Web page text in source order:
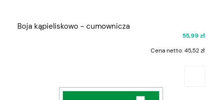
Boja kąpieliskowo - cumownicza
55,99 zł
Cena netto:45,52 zł